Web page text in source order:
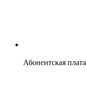
Абонентская плата